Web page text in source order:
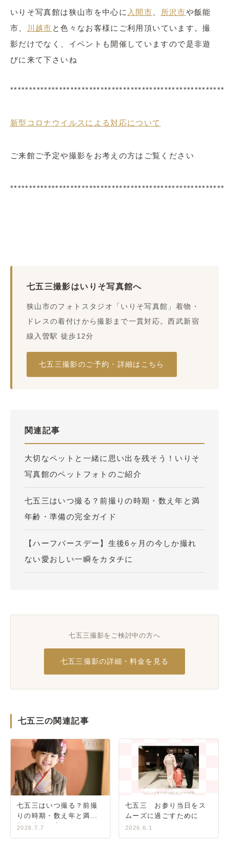
いりそ写真館は狭山市を中心に 入間市 所沢市や飯能
市、
川越市 と色々なお客様にご利用頂いています。撮
影だけでなく、イベントも開催していますので是非遊
びに来て下さいね
*********************************************************
新型コロナウイルスによる対応について
ご来館ご予定や撮影をお考えの方はご覧ください
*********************************************************
七五三撮影はいりそ写真館へ
狭山市のフォトスタジオ「いりそ写真館」着物・
ドレスの着付けから撮影まで一貫対応。西武新宿
線入曽駅 徒歩12分
七五三撮影のご予約・詳細はこちら
関連記事
大切なペットと一緒に思い出を残そう！いりそ
写真館のペットフォトのご紹介
七五三はいつ撮る？前撮りの時期・数え年と満
年齢・準備の完全ガイド
【ハーフバースデー】生後6ヶ月の今しか撮れ
ない愛おしい一瞬をカタチに
七五三撮影をご検討中の方へ
七五三撮影の詳細・料金を見る
七五三の関連記事
七五三はいつ撮る？前撮
りの時期・数え年と満年
齢・準備の完全ガイド
2026.7.7
七五三 お参り当日をス
ムーズに過ごすために
2026.6.1